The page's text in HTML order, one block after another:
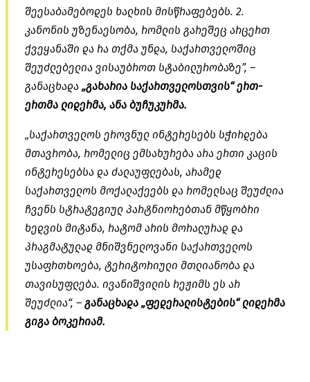
შეესაბამებოდეს ხალხის მისწრაფებებს. 2.
კანონის უზენაესობა, რომლის გარეშეც არცერთ
ქვეყანაში და რა თქმა უნდა, საქართველოშიც
შეუძლებელია ვისაუბროთ სტაბილურობაზე”, –
განაცხადა „გახარია საქართველოსთვის“ ერთ-
ერთმა ლიდერმა, ანა ბუჩუკურმა.
„საქართველოს ეროვნულ ინტერესებს სჭირდება
მთავრობა, რომელიც ემსახურება არა ერთი კაცის
ინტერესებსა და ძალაუფლებას, არამედ
საქართველოს მოქალაქეებს და რომელსაც შეუძლია
ჩვენს სტრატეგიულ პარტნიორებთან მწყობრი
ხედვის მიტანა, რატომ არის მორალურად და
პრაგმატულად მნიშვნელოვანი საქართველოს
უსაფრთხოება, ტერიტორიული მთლიანობა და
თავისუფლება. ივანიშვილის რეჟიმს ეს არ
შეუძლია“, – განაცხადა „ფედერალისტების“ ლიდერმა
გიგა ბოკერიამ.